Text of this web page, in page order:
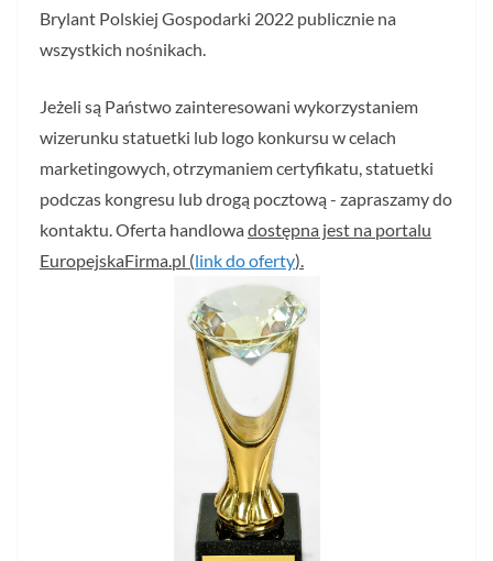
Brylant Polskiej Gospodarki 2022 publicznie na
wszystkich nośnikach.
Jeżeli są Państwo zainteresowani wykorzystaniem
wizerunku statuetki lub logo konkursu w celach
marketingowych, otrzymaniem certyfikatu, statuetki
podczas kongresu lub drogą pocztową - zapraszamy do
kontaktu. Oferta handlowadostępna jest na portalu
EuropejskaFirma.pl (link do oferty).